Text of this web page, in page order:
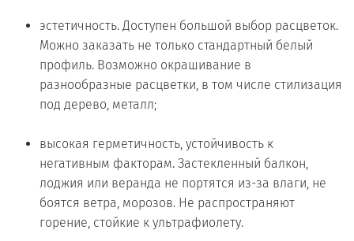
эстетичность. Доступен большой выбор расцветок.
Можно заказать не только стандартный белый
профиль. Возможно окрашивание в
разнообразные расцветки, в том числе стилизация
под дерево, металл;
высокая герметичность, устойчивость к
негативным факторам. Застекленный балкон,
лоджия или веранда не портятся из-за влаги, не
боятся ветра, морозов. Не распространяют
горение, стойкие к ультрафиолету.